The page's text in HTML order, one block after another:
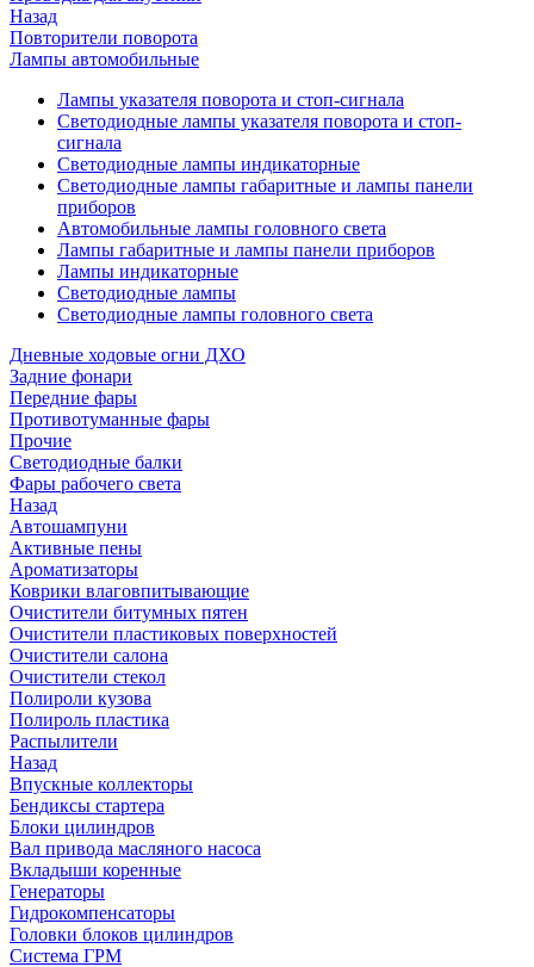
Назад
Повторители поворота
Лампы автомобильные
Лампы указателя поворота и стоп-сигнала
Светодиодные лампы указателя поворота и стоп-
сигнала
Светодиодные лампы индикаторные
Светодиодные лампы габаритные и лампы панели
приборов
Автомобильные лампы головного света
Лампы габаритные и лампы панели приборов
Лампы индикаторные
Светодиодные лампы
Светодиодные лампы головного света
Дневные ходовые огни ДХО
Задние фонари
Передние фары
Противотуманные фары
Прочие
Светодиодные балки
Фары рабочего света
Назад
Автошампуни
Активные пены
Ароматизаторы
Коврики влаговпитывающие
Очистители битумных пятен
Очистители пластиковых поверхностей
Очистители салона
Очистители стекол
Полироли кузова
Полироль пластика
Распылители
Назад
Впускные коллекторы
Бендиксы стартера
Блоки цилиндров
Вал привода масляного насоса
Вкладыши коренные
Генераторы
Гидрокомпенсаторы
Головки блоков цилиндров
Система ГРМ